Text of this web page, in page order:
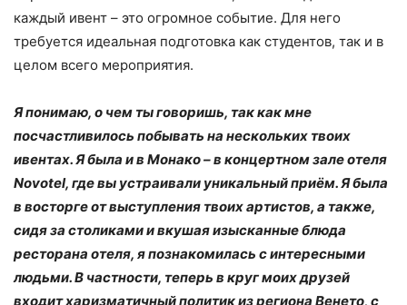
каждый ивент – это огромное событие. Для него
требуется идеальная подготовка как студентов, так и в
целом всего мероприятия.
Я понимаю, о чем ты говоришь, так как мне
посчастливилось побывать на нескольких твоих
ивентах. Я была и в Монако – в концертном зале отеля
Novotel, где вы устраивали уникальный приём. Я была
в восторге от выступления твоих артистов, а также,
сидя за столиками и вкушая изысканные блюда
ресторана отеля, я познакомилась с интересными
людьми. В частности, теперь в круг моих друзей
входит харизматичный политик из региона Венето, с